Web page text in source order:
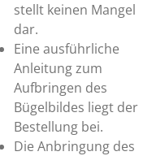
stellt keinen Mangel
dar.
Eine ausführliche
Anleitung zum
Aufbringen des
Bügelbildes liegt der
Bestellung bei.
Die Anbringung des